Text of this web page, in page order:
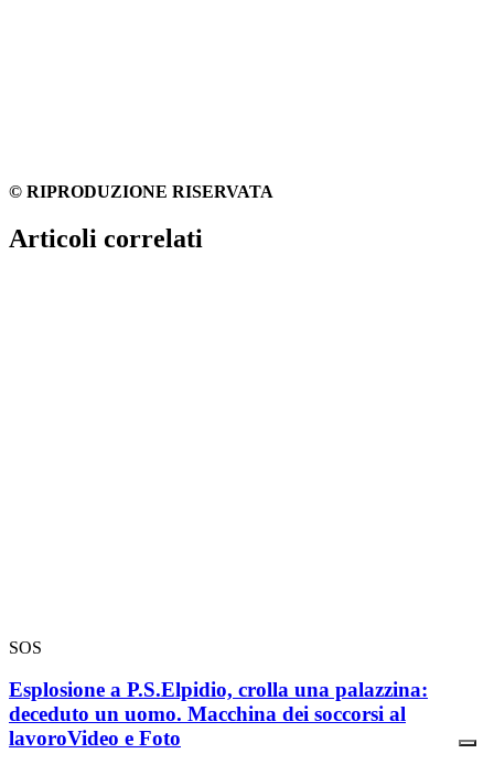
© RIPRODUZIONE RISERVATA
Articoli correlati
SOS
Esplosione a P.S.Elpidio, crolla una palazzina:
deceduto un uomo. Macchina dei soccorsi al
lavoroVideo e Foto